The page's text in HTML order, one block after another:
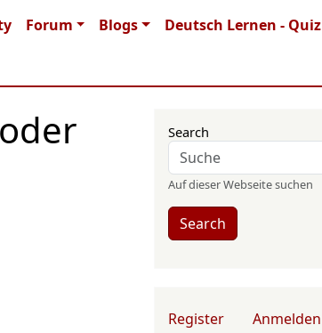
Forum Blogs Deutsch Lernen - Quiz
Search
Auf dieser Webseite suchen
Search
User account menu
Register Anmelden